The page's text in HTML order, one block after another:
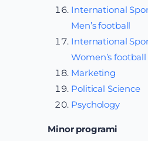
International
Men’s football
International
Women’s football
Marketing
Political Science
Psychology
Minor programi